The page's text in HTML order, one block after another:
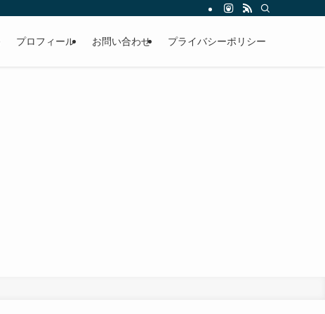
プロフィール お問い合わせ プライバシーポリシー